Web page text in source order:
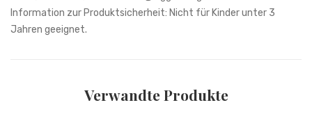
Verwandte Produkte